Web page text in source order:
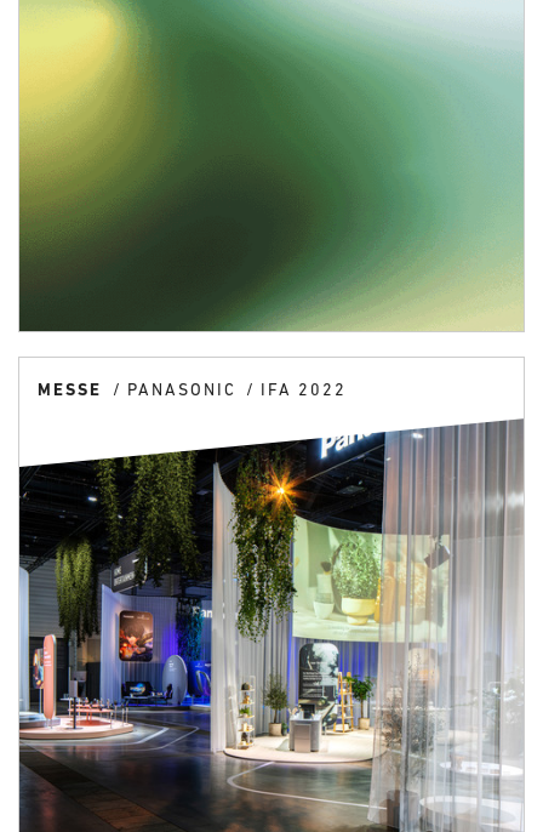
MESSE PANASONIC IFA 2022